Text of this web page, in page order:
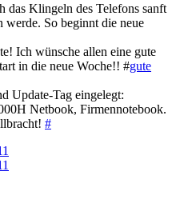
das Klingeln des Telefons sanft
werde. So beginnt die neue
Ich wünsche allen eine gute
in die neue Woche!! #gute
Update-Tag eingelegt:
Netbook, Firmennotebook.
#